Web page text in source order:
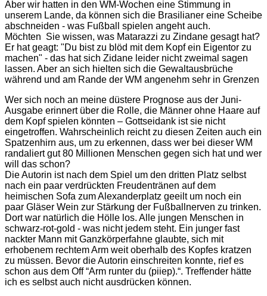
Aber wir hatten in den WM-Wochen eine Stimmung in
unserem Lande, da können sich die Brasilianer eine Scheibe
abschneiden - was Fußball spielen angeht auch.
Möchten Sie wissen, was Matarazzi zu Zindane gesagt hat?
Er hat geagt: "Du bist zu blöd mit dem Kopf ein Eigentor zu
machen" - das hat sich Zidane leider nicht zweimal sagen
lassen. Aber an sich hielten sich die Gewaltausbrüche
während und am Rande der WM angenehm sehr in Grenzen
Wer sich noch an meine düstere Prognose aus der Juni-
Ausgabe erinnert über die Rolle, die Männer ohne Haare auf
dem Kopf spielen könnten – Gottseidank ist sie nicht
eingetroffen. Wahrscheinlich reicht zu diesen Zeiten auch ein
Spatzenhirn aus, um zu erkennen, dass wer bei dieser WM
randaliert gut 80 Millionen Menschen gegen sich hat und wer
will das schon?
Die Autorin ist nach dem Spiel um den dritten Platz selbst
nach ein paar verdrückten Freudentränen auf dem
heimischen Sofa zum Alexanderplatz geeilt um noch ein
paar Gläser Wein zur Stärkung der Fußballnerven zu trinken.
Dort war natürlich die Hölle los. Alle jungen Menschen in
schwarz-rot-gold - was nicht jedem steht. Ein junger fast
nackter Mann mit Ganzkörperfahne glaubte, sich mit
erhobenem rechtem Arm weit oberhalb des Kopfes kratzen
zu müssen. Bevor die Autorin einschreiten konnte, rief es
schon aus dem Off “Arm runter du (piiep).“. Treffender hätte
ich es selbst auch nicht ausdrücken können.